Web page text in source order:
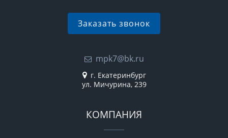
Заказать звонок
mpk7@bk.ru
г. Екатеринбург
ул. Мичурина, 239
КОМПАНИЯ